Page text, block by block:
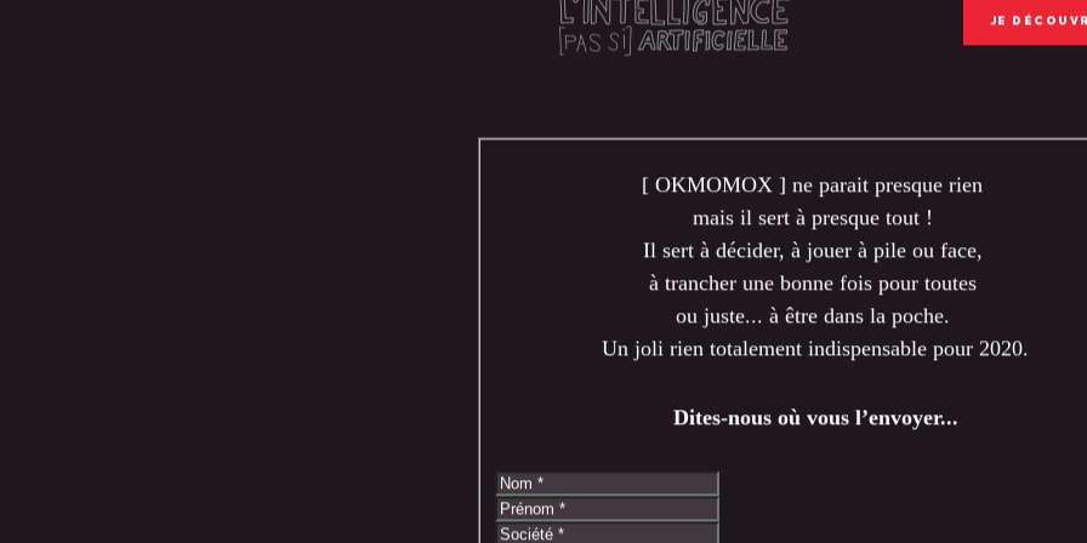
JE
[ OKMOMOX ] ne parait presque rien
mais il sert à presque tout !
Il sert à décider, à jouer à pile ou face,
à trancher une bonne fois pour toutes
ou juste... à être dans la poche.
Un joli rien totalement indispensable pour 2020.
Dites-nous où vous l’envoyer...